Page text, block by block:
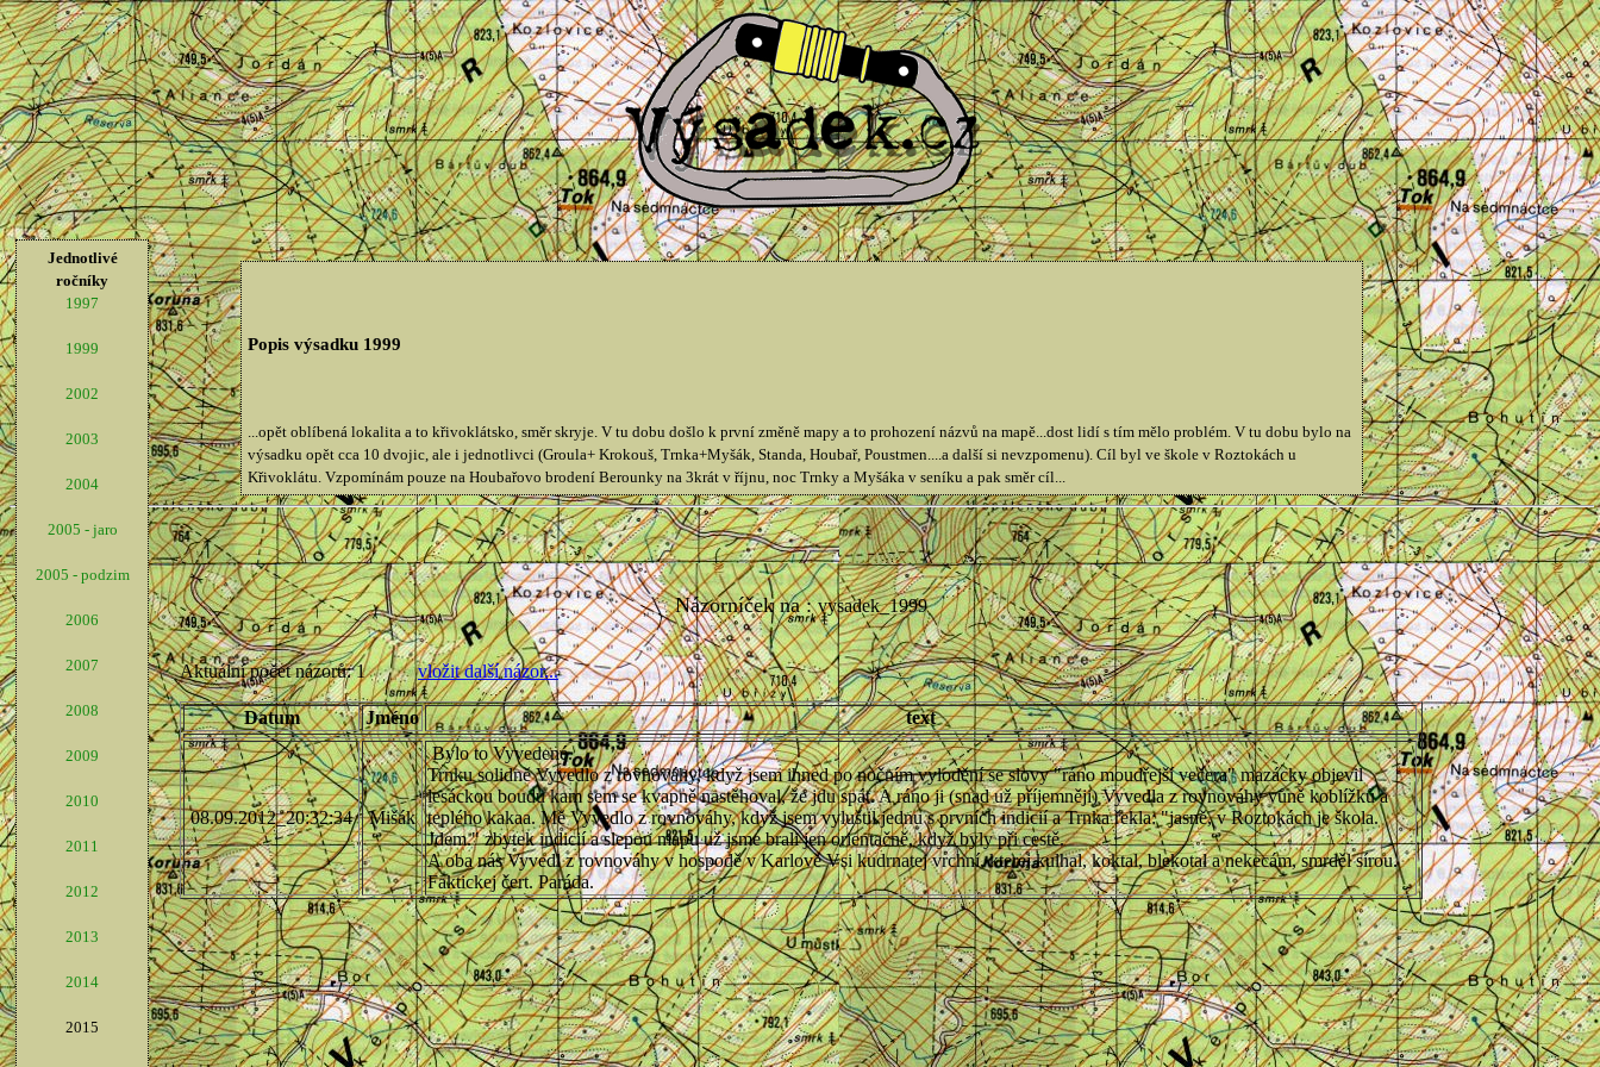
Jednotlivé
ročníky
1997
1999
2002
2003
2004
2005 - jaro
2005 - podzim
2006
2007
2008
2009
2010
2011
2012
2013
2014
2015
Popis výsadku 1999
...opět oblíbená lokalita a to křivoklátsko, směr skryje. V tu dobu došlo k první změně mapy a to prohození názvů na mapě...dost lidí s tím mělo problém. V tu dobu bylo na
výsadku opět cca 10 dvojic, ale i jednotlivci (Groula+ Krokouš, Trnka+Myšák, Standa, Houbař, Poustmen....a další si nevzpomenu). Cíl byl ve škole v Roztokách u
Křivoklátu. Vzpomínám pouze na Houbařovo brodení Berounky na 3krát v říjnu, noc Trnky a Myšáka v seníku a pak směr cíl...